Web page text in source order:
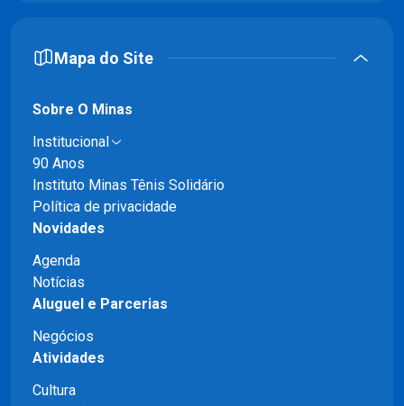
Mapa do Site
Sobre O Minas
Institucional
90 Anos
Instituto Minas Tênis Solidário
Política de privacidade
Novidades
Agenda
Notícias
Aluguel e Parcerias
Negócios
Atividades
Cultura